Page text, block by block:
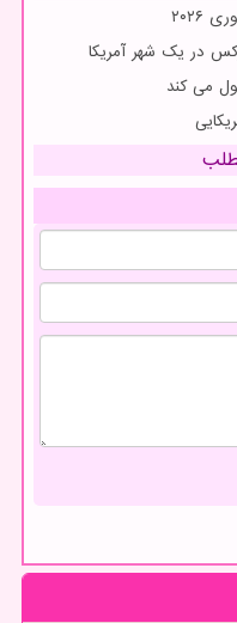
در یک شهر آمریکا
می کند